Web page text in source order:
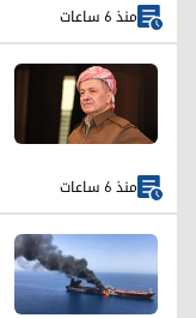
منذ 6 ساعات
منذ 6 ساعات